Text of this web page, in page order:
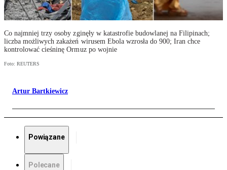
Co najmniej trzy osoby zginęły w katastrofie budowlanej na Filipinach;
liczba możliwych zakażeń wirusem Ebola wzrosła do 900; Iran chce
kontrolować cieśninę Ormuz po wojnie
Foto: REUTERS
Artur Bartkiewicz
Powiązane
Polecane